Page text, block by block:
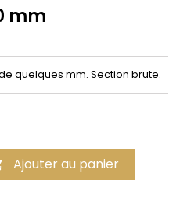
mm
quelques mm. Section brute.
Ajouter au panier